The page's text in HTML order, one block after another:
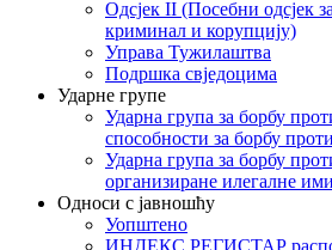
Одсјек II (Посебни одсјек
криминал и корупцију)
Управа Тужилаштва
Подршка свједоцима
Ударне групе
Ударна група за борбу
способности за борбу
Ударна група за борбу
организиране илегалне
Односи с јавношћу
Уопштено